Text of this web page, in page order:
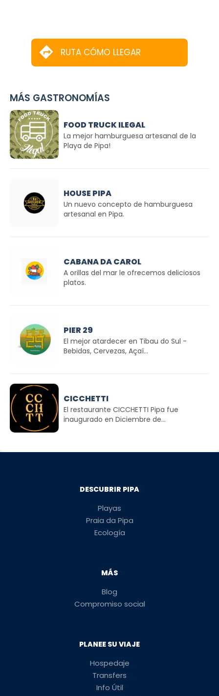
RUTA CÓMO LLEGAR
MÁS GASTRONOMÍAS
FOOD TRUCK ILEGAL
La mejor hamburguesa artesanal de la
Playa de Pipa!
HOUSE PIPA
Un nuevo concepto de hamburguesa
artesanal en Pipa.
CABANA DA CAROL
A orillas del mar le ofrecemos deliciosos
platos.
PIER 29
El mejor atardecer en Tibau do Sul -
Bebidas, Cervezas, Açaí...
CICCHETTI
El restaurante CICCHETTI Pipa fue
inaugurado en Diciembre de...
DESCUBRIR PIPA
Playas
Praia da Pipa
Ecología
MÁS
Blog
Compromiso social
PLANEE SU VIAJE
Hospedaje
Transfers
Info Útil